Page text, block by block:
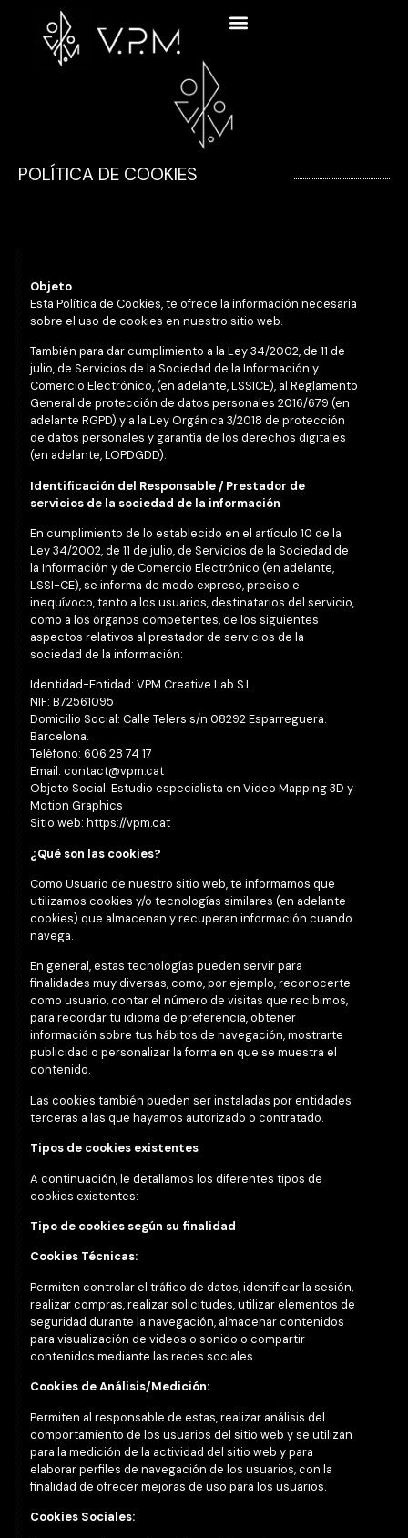
POLÍTICA DE COOKIES
Objeto
Esta Política de Cookies, te ofrece la información necesaria
sobre el uso de cookies en nuestro sitio web.
También para dar cumplimiento a la Ley 34/2002, de 11 de
julio, de Servicios de la Sociedad de la Información y
Comercio Electrónico, (en adelante, LSSICE), al Reglamento
General de protección de datos personales 2016/679 (en
adelante RGPD) y a la Ley Orgánica 3/2018 de protección
de datos personales y garantía de los derechos digitales
(en adelante, LOPDGDD).
Identificación del Responsable / Prestador de
servicios de la sociedad de la información
En cumplimiento de lo establecido en el artículo 10 de la
Ley 34/2002, de 11 de julio, de Servicios de la Sociedad de
la Información y de Comercio Electrónico (en adelante,
LSSI-CE), se informa de modo expreso, preciso e
inequívoco, tanto a los usuarios, destinatarios del servicio,
como a los órganos competentes, de los siguientes
aspectos relativos al prestador de servicios de la
sociedad de la información:
Identidad-Entidad: VPM Creative Lab S.L.
NIF: B72561095
Domicilio Social: Calle Telers s/n 08292 Esparreguera.
Barcelona.
Teléfono: 606 28 74 17
Email: contact@vpm.cat
Objeto Social: Estudio especialista en Video Mapping 3D y
Motion Graphics
Sitio web: https://vpm.cat
¿Qué son las cookies?
Como Usuario de nuestro sitio web, te informamos que
utilizamos cookies y/o tecnologías similares (en adelante
cookies) que almacenan y recuperan información cuando
navega.
En general, estas tecnologías pueden servir para
finalidades muy diversas, como, por ejemplo, reconocerte
como usuario, contar el número de visitas que recibimos,
para recordar tu idioma de preferencia, obtener
información sobre tus hábitos de navegación, mostrarte
publicidad o personalizar la forma en que se muestra el
contenido.
Las cookies también pueden ser instaladas por entidades
terceras a las que hayamos autorizado o contratado.
Tipos de cookies existentes
A continuación, le detallamos los diferentes tipos de
cookies existentes:
Tipo de cookies según su finalidad
Cookies Técnicas:
Permiten controlar el tráfico de datos, identificar la sesión,
realizar compras, realizar solicitudes, utilizar elementos de
seguridad durante la navegación, almacenar contenidos
para visualización de videos o sonido o compartir
contenidos mediante las redes sociales.
Cookies de Análisis/Medición:
Permiten al responsable de estas, realizar análisis del
comportamiento de los usuarios del sitio web y se utilizan
para la medición de la actividad del sitio web y para
elaborar perfiles de navegación de los usuarios, con la
finalidad de ofrecer mejoras de uso para los usuarios.
Cookies Sociales: